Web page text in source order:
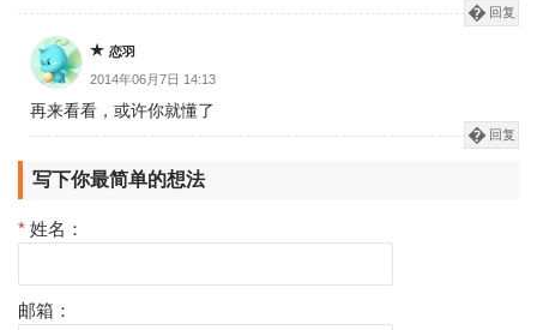
回复
恋羽
2014年06月7日 14:13
再来看看，或许你就懂了
回复
写下你最简单的想法
* 姓名：
邮箱：